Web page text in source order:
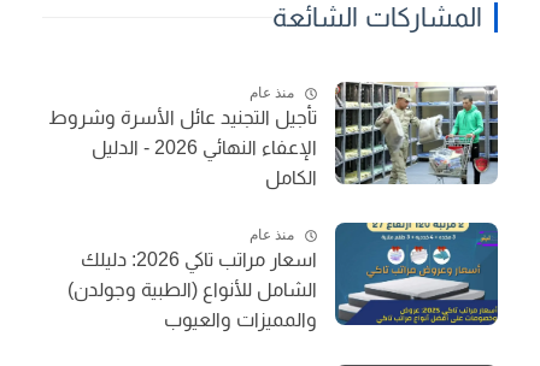
المشاركات الشائعة
منذ عام
تأجيل التجنيد عائل الأسرة وشروط
الإعفاء النهائي 2026 - الدليل
الكامل
منذ عام
اسعار مراتب تاكي 2026: دليلك
الشامل للأنواع (الطبية وجولدن)
والمميزات والعيوب